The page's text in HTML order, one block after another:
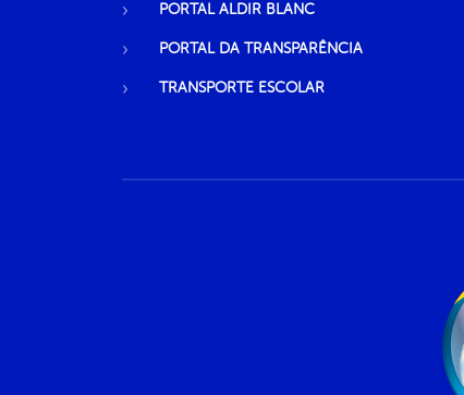
PORTAL ALDIR BLANC
PORTAL DA TRANSPARÊNCIA
TRANSPORTE ESCOLAR